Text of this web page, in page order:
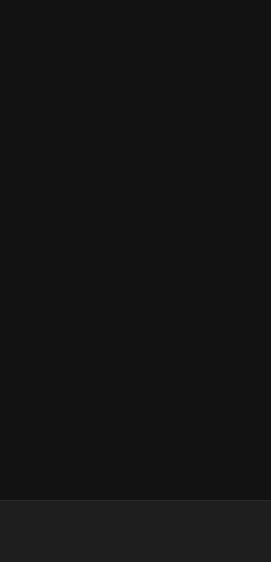
aktualności